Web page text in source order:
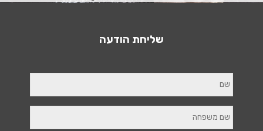
שליחת הודעה